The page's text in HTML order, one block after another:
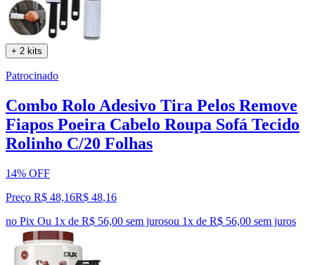
+ 2 kits
Patrocinado
Combo Rolo Adesivo Tira Pelos Remove
Fiapos Poeira Cabelo Roupa Sofá Tecido
Rolinho C/20 Folhas
14% OFF
Preço R$ 48,16R$ 48,16
no Pix Ou 1x de R$ 56,00 sem jurosou 1x de R$ 56,00 sem juros